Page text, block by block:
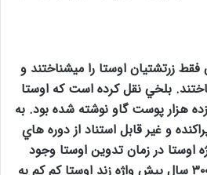
فقط زرتشتيان اوستا را ميشناختند و
بلخي نقل كرده است كه اوستا
هزار پوست گاو نوشته شده بود. به
و غير قابل استناد از دوره هاي
اوستا در زمان تدوين اوستا وجود
نداشته است و در حدود ۳۰۰ سال پيش واژه زند اوستا كم كم به